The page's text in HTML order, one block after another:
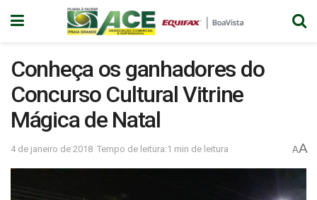
Conheça os ganhadores do
Concurso Cultural Vitrine
Mágica de Natal
4 de janeiro de 2018 Tempo de leitura:1 min de leitura AA